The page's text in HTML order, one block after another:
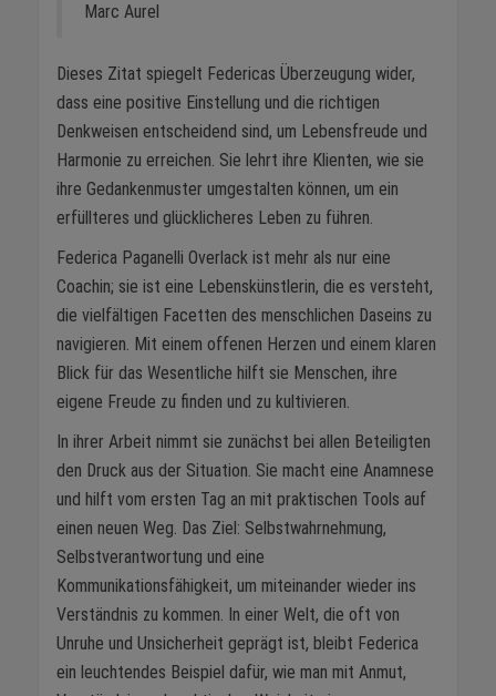
Marc Aurel
Dieses Zitat spiegelt Federicas Überzeugung wider,
dass eine positive Einstellung und die richtigen
Denkweisen entscheidend sind, um Lebensfreude und
Harmonie zu erreichen. Sie lehrt ihre Klienten, wie sie
ihre Gedankenmuster umgestalten können, um ein
erfüllteres und glücklicheres Leben zu führen.
Federica Paganelli Overlack ist mehr als nur eine
Coachin; sie ist eine Lebenskünstlerin, die es versteht,
die vielfältigen Facetten des menschlichen Daseins zu
navigieren. Mit einem offenen Herzen und einem klaren
Blick für das Wesentliche hilft sie Menschen, ihre
eigene Freude zu finden und zu kultivieren.
In ihrer Arbeit nimmt sie zunächst bei allen Beteiligten
den Druck aus der Situation. Sie macht eine Anamnese
und hilft vom ersten Tag an mit praktischen Tools auf
einen neuen Weg. Das Ziel: Selbstwahrnehmung,
Selbstverantwortung und eine
Kommunikationsfähigkeit, um miteinander wieder ins
Verständnis zu kommen. In einer Welt, die oft von
Unruhe und Unsicherheit geprägt ist, bleibt Federica
ein leuchtendes Beispiel dafür, wie man mit Anmut,